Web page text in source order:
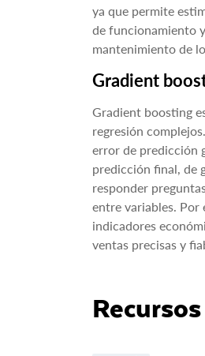
ya que permite
de funcionamiento
mantenimiento de
Gradient
Gradient boosting
regresión
error de predicción
predicción final, de
responder
entre variables. Por
indicadores
ventas precisas y
Recursos